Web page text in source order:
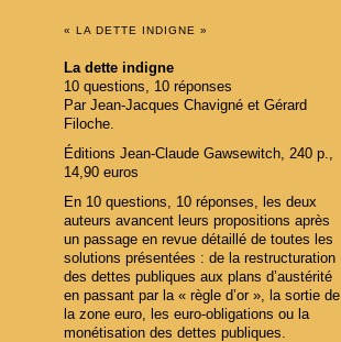
« LA DETTE INDIGNE »
La dette indigne
10 questions, 10 réponses
Par Jean-Jacques Chavigné et Gérard
Filoche.
Éditions Jean-Claude Gawsewitch, 240 p.,
14,90 euros
En 10 questions, 10 réponses, les deux
auteurs avancent leurs propositions après
un passage en revue détaillé de toutes les
solutions présentées : de la restructuration
des dettes publiques aux plans d’austérité
en passant par la « règle d’or », la sortie de
la zone euro, les euro-obligations ou la
monétisation des dettes publiques.